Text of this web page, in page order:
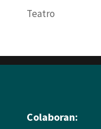
Teatro
Colaboran: